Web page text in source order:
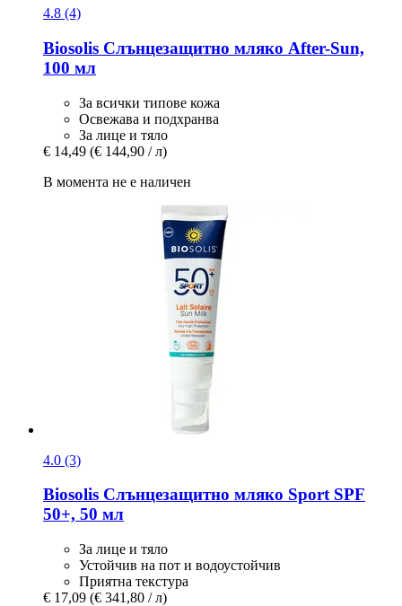
4.8 (4)
Biosolis Слънцезащитно мляко After-​Sun,
100 мл
За всички типове кожа
Освежава и подхранва
За лице и тяло
€ 14,49 (€ 144,90 / л)
В момента не е наличен
4.0 (3)
Biosolis Слънцезащитно мляко Sport SPF
50+, 50 мл
За лице и тяло
Устойчив на пот и водоустойчив
Приятна текстура
€ 17,09 (€ 341,80 / л)